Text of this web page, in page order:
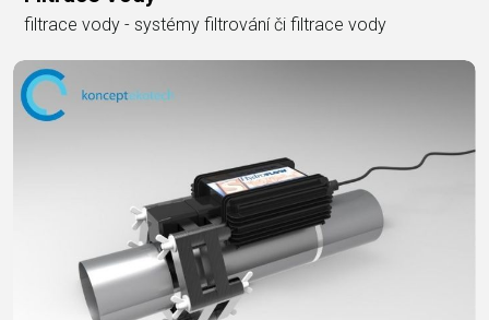
filtrace vody - systémy filtrování či filtrace vody